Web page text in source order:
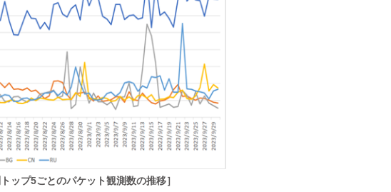
ップ5ごとのパケット観測数の推移］